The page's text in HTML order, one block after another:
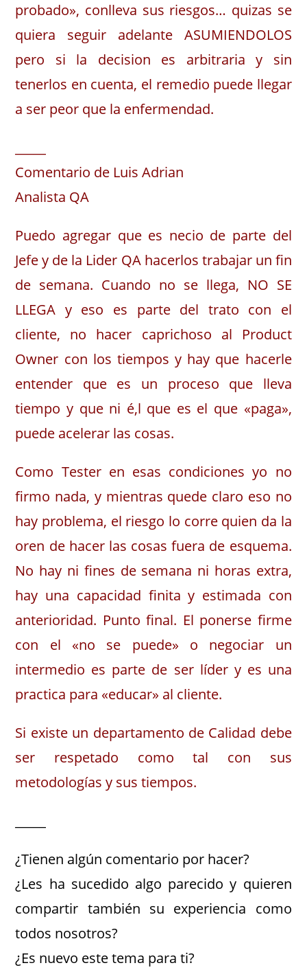
probado», conlleva sus riesgos… quizas se
quiera seguir adelante ASUMIENDOLOS
pero si la decision es arbitraria y sin
tenerlos en cuenta, el remedio puede llegar
a ser peor que la enfermendad.
Comentario de Luis Adrian
Analista QA
Puedo agregar que es necio de parte del
Jefe y de la Lider QA hacerlos trabajar un fin
de semana. Cuando no se llega, NO SE
LLEGA y eso es parte del trato con el
cliente, no hacer caprichoso al Product
Owner con los tiempos y hay que hacerle
entender que es un proceso que lleva
tiempo y que ni é,l que es el que «paga»,
puede acelerar las cosas.
Como Tester en esas condiciones yo no
firmo nada, y mientras quede claro eso no
hay problema, el riesgo lo corre quien da la
oren de hacer las cosas fuera de esquema.
No hay ni fines de semana ni horas extra,
hay una capacidad finita y estimada con
anterioridad. Punto final. El ponerse firme
con el «no se puede» o negociar un
intermedio es parte de ser líder y es una
practica para «educar» al cliente.
Si existe un departamento de Calidad debe
ser respetado como tal con sus
metodologías y sus tiempos.
¿Tienen algún comentario por hacer?
¿Les ha sucedido algo parecido y quieren
compartir también su experiencia como
todos nosotros?
¿Es nuevo este tema para ti?